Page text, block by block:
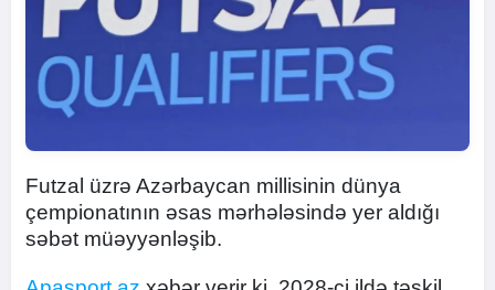
Futzal üzrə Azərbaycan millisinin dünya
çempionatının əsas mərhələsində yer aldığı
səbət müəyyənləşib.